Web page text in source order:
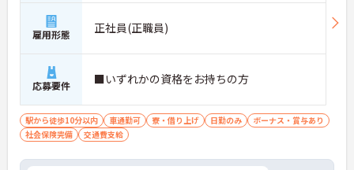
雇用形態 正社員(正職員)
応募要件 ■いずれかの資格をお持ちの方
駅から徒歩10分以内 車通勤可 寮・借り上げ 日勤のみ
ボーナス・賞与あり
社会保険完備
交通費支給